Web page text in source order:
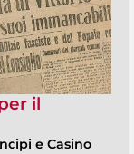
il
e Casino